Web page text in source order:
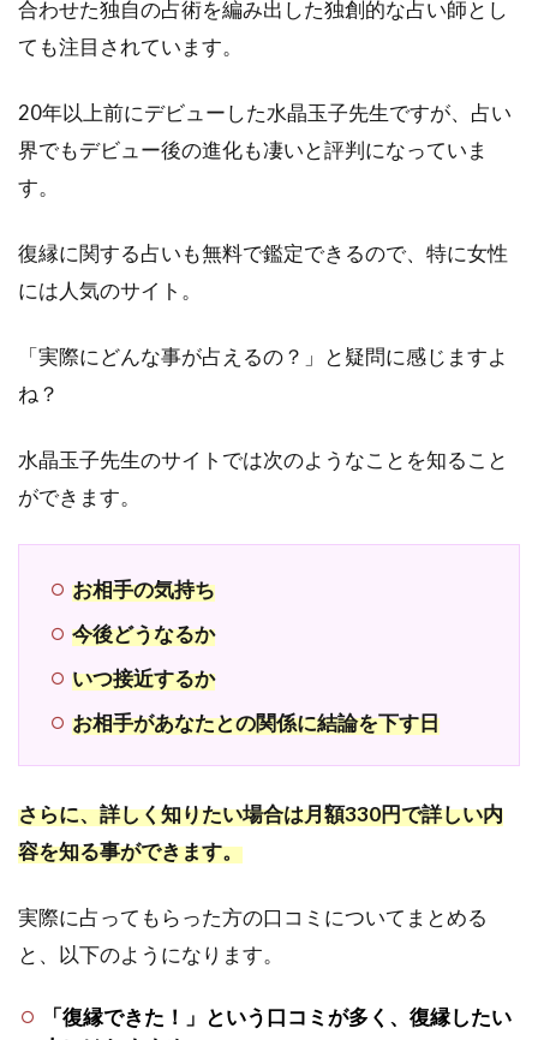
舗
四国
地方
でき
る対
面占
舗
州・
沖縄
の復
いが
でき
る対
面占
い店
舗
7
すめ
の占
まと
め！
振ら
合わせた独自の占術を編み出した独創的な占い師とし
ても注目されています。
20年以上前にデビューした水晶玉子先生ですが、占い
界でもデビュー後の進化も凄いと評判になっていま
す。
復縁に関する占いも無料で鑑定できるので、特に女性
には人気のサイト。
「実際にどんな事が占えるの？」と疑問に感じますよ
ね？
水晶玉子先生のサイトでは次のようなことを知ること
ができます。
お相手の気持ち
今後どうなるか
いつ接近するか
お相手があなたとの関係に結論を下す日
さらに、詳しく知りたい場合は月額330円で詳しい内
容を知る事ができます。
実際に占ってもらった方の口コミについてまとめる
と、以下のようになります。
「復縁できた！」という口コミが多く、復縁したい